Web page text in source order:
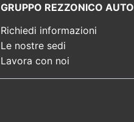
GRUPPO REZZONICO AUTO
Richiedi informazioni
Le nostre sedi
Lavora con noi